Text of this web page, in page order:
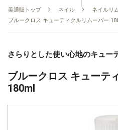
美通販トップ ネイル
ネイルリ
ブルークロス キューティクルリムーバー
さらりとした使い心地のキュー
ブルークロス キューテ
180ml